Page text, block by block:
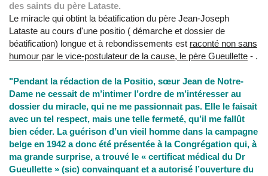
des saints du père Lataste.
Le miracle qui obtint la béatification du père Jean-Joseph
Lataste au cours d'une positio ( démarche et dossier de
béatification) longue et à rebondissements est raconté non sans
humour par le vice-postulateur de la cause, le père Gueullette - .
"Pendant la rédaction de la Positio, sœur Jean de Notre-
Dame ne cessait de m’intimer l’ordre de m’intéresser au
dossier du miracle, qui ne me passionnait pas. Elle le faisait
avec un tel respect, mais une telle fermeté, qu’il me fallût
bien céder. La guérison d’un vieil homme dans la campagne
belge en 1942 a donc été présentée à la Congrégation qui, à
ma grande surprise, a trouvé le « certificat médical du Dr
Gueullette » (sic) convainquant et a autorisé l’ouverture du